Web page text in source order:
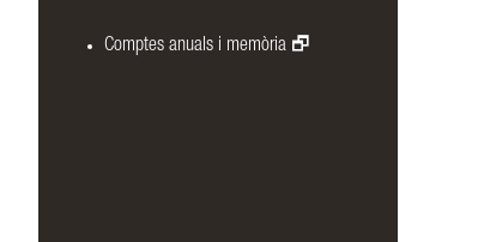
Comptes anuals i memòria